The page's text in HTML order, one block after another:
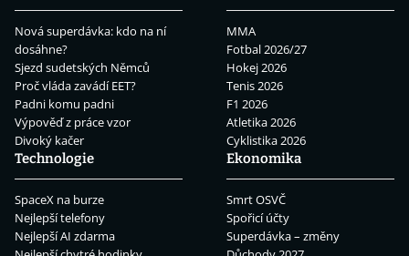
Nová superdávka: kdo na ní
dosáhne?
Sjezd sudetských Němců
Proč vláda zavádí EET?
Padni komu padni
Výpověď z práce vzor
Divoký kačer
MMA
Fotbal 2026/27
Hokej 2026
Tenis 2026
F1 2026
Atletika 2026
Cyklistika 2026
Technologie
SpaceX na burze
Nejlepší telefony
Nejlepší AI zdarma
Ekonomika
Smrt OSVČ
Spořicí účty
Superdávka – změny